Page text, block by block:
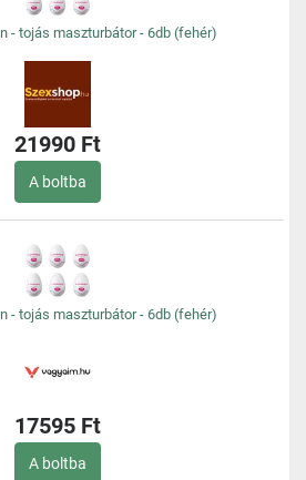
- tojás maszturbátor - 6db (fehér)
21990 Ft
A boltba
- tojás maszturbátor - 6db (fehér)
17595 Ft
A boltba